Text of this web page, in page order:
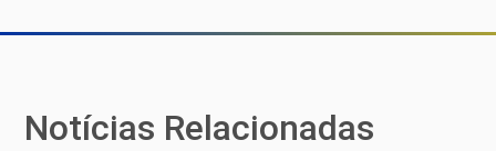
Notícias Relacionadas